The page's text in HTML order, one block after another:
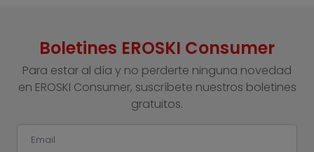
Boletines EROSKI Consumer
Para estar al día y no perderte ninguna novedad
en EROSKI Consumer, suscríbete nuestros boletines
gratuitos.